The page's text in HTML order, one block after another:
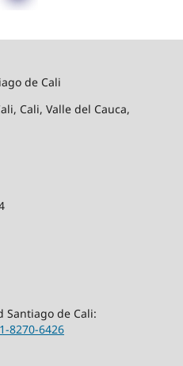
de Cali
Cali, Valle del Cauca,
Santiago de Cali:
8270-6426